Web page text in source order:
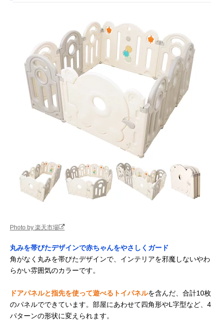
Photo by 楽天市場
丸みを帯びたデザインで赤ちゃんをやさしくガード
角がなく丸みを帯びたデザインで、インテリアを邪魔しないやわ
らかい雰囲気のカラーです。
ドアパネルと指先を使って遊べるトイパネルを含んだ、合計10枚
のパネルでできています。部屋にあわせて四角形やL字型など、4
パターンの形状に変えられます。